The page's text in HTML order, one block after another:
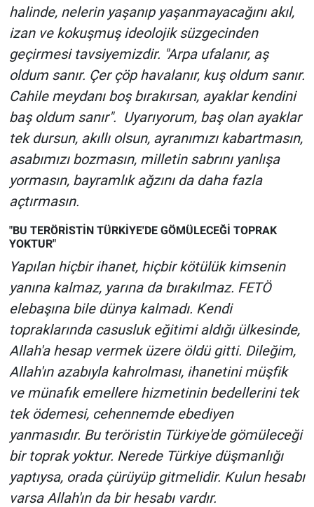
halinde, nelerin yaşanıp yaşanmayacağını akıl,
izan ve kokuşmuş ideolojik süzgecinden
geçirmesi tavsiyemizdir. "Arpa ufalanır, aş
oldum sanır. Çer çöp havalanır, kuş oldum sanır.
Cahile meydanı boş bırakırsan, ayaklar kendini
baş oldum sanır". Uyarıyorum, baş olan ayaklar
tek dursun, akıllı olsun, ayranımızı kabartmasın,
asabımızı bozmasın, milletin sabrını yanlışa
yormasın, bayramlık ağzını da daha fazla
açtırmasın.
"BU TERÖRİSTİN TÜRKİYE'DE GÖMÜLECEĞİ TOPRAK
YOKTUR"
Yapılan hiçbir ihanet, hiçbir kötülük kimsenin
yanına kalmaz, yarına da bırakılmaz. FETÖ
elebaşına bile dünya kalmadı. Kendi
topraklarında casusluk eğitimi aldığı ülkesinde,
Allah'a hesap vermek üzere öldü gitti. Dileğim,
Allah'ın azabıyla kahrolması, ihanetini müşfik
ve münafık emellere hizmetinin bedellerini tek
tek ödemesi, cehennemde ebediyen
yanmasıdır. Bu teröristin Türkiye'de gömüleceği
bir toprak yoktur. Nerede Türkiye düşmanlığı
yaptıysa, orada çürüyüp gitmelidir. Kulun hesabı
varsa Allah'ın da bir hesabı vardır.